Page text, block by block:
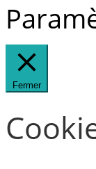
Fermer